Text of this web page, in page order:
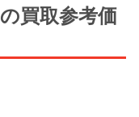
の買取参考価